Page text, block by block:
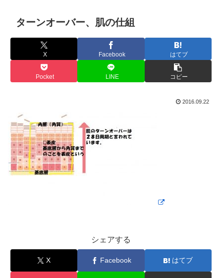
ターンオーバー、肌の仕組
X Facebook はてブ
Pocket LINE コピー
2016.09.22
シェアする
X Facebook はてブ